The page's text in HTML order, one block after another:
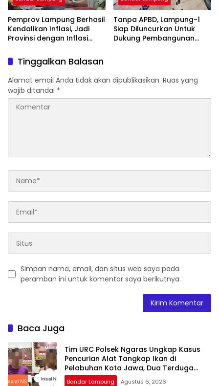
Pemprov Lampung Berhasil
Kendalikan Inflasi, Jadi
Provinsi dengan Inflasi
Tanpa APBD, Lampung-1
Siap Diluncurkan Untuk
Dukung Pembangunan
Tinggalkan Balasan
Alamat email Anda tidak akan dipublikasikan. Ruas yang
wajib ditandai *
Simpan nama, email, dan situs web saya pada
peramban ini untuk komentar saya berikutnya.
Baca Juga
Tim URC Polsek Ngaras Ungkap Kasus
Pencurian Alat Tangkap Ikan di
Pelabuhan Kota Jawa, Dua Terduga
Pelaku Diamankan.
Bandar Lampung Agustus 6, 2026